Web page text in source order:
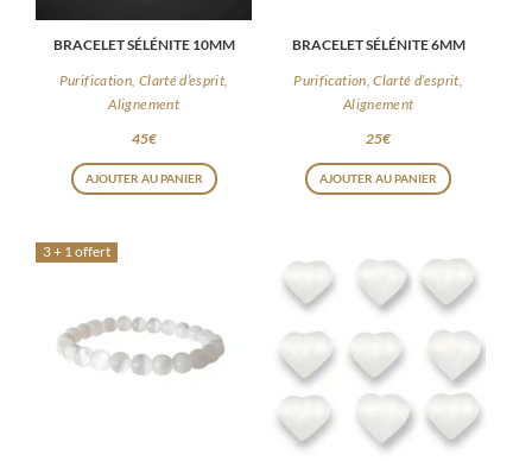
BRACELET SÉLÉNITE 10MM
Purification, Clarté d’esprit,
Alignement
45€
AJOUTER AU PANIER
BRACELET SÉLÉNITE 6MM
Purification, Clarté d’esprit,
Alignement
25€
AJOUTER AU PANIER
3 + 1 offert